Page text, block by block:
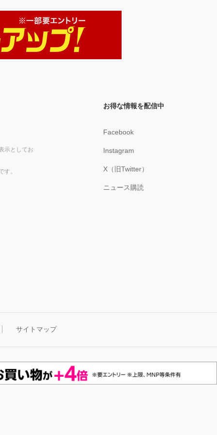
示としてお
す。
お得な情報を配信中
Facebook
Instagram
X（旧Twitter）
ニュース購読
サイトマップ